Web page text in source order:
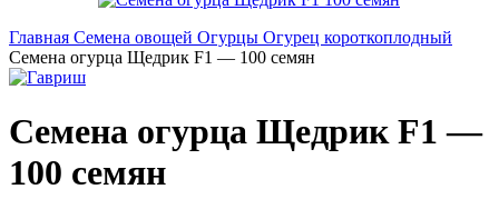
Главная Семена овощей Огурцы Огурец короткоплодный
Семена огурца Щедрик F1 — 100 семян
Семена огурца Щедрик F1 —
100 семян